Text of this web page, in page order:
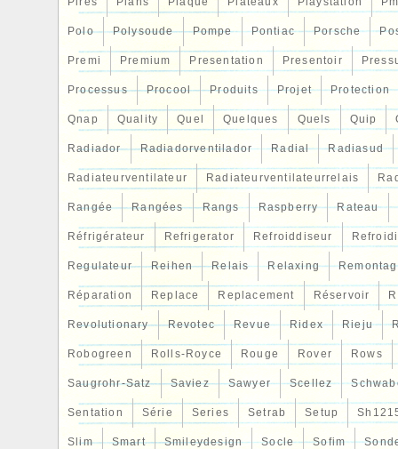
Polo Polysoude Pompe Pontiac Porsche
Premi Premium Presentation Presentoir
Processus Procool Produits Projet Protection
Qnap Quality Quel Quelques Quels Quip
Radiador Radiadorventilador Radial Radiasud
Radiateurventilateur Radiateurventilateurrelais
Rangée Rangées Rangs Raspberry Rateau
Réfrigérateur Refrigerator Refroiddiseur Refroidi
Regulateur Reihen Relais Relaxing
Réparation Replace Replacement Réservoir
Revolutionary Revotec Revue Ridex Rieju
Robogreen Rolls-Royce Rouge Rover Rows
Saugrohr-Satz Saviez Sawyer Scellez
Sentation Série Series Setrab Setup
Slim Smart Smileydesign Socle Sofim
sommes des ventes dusine, nous
nhésitez pas à demander. Sil vous plaît
ferons la même chose pour vous
nous contacter avant de laisser une
votre opinion est très importante pour
problème, nhésitez pas à nous
soutien. L’item « 15 PCS Radiateur
Renault Super 5 GT Turbo Phase 2 1.4
depuis le dimanche 19 juillet 2020. Il est
« Auto, moto – pièces,
détachées\Refroidissement\Tubes,
« coolingsuper » et est localisé à/en
être livré partout dans le monde.
Couleur: Noir
Numéro de pièce fabricant: Ne
EAN: Does not apply
Marque: GPI Racing